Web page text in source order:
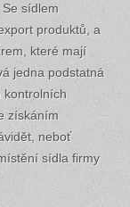
sídlem
produktů, a
které mají
jedna podstatná
kontrolních
získáním
neboť
sídla firmy